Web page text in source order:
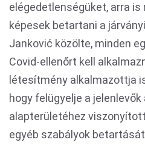
elégedetlenségüket, arra is
képesek betartani a
Janković közölte, minden
Covid-ellenőrt kell
létesítmény alkalmazottja
hogy felügyelje a
alapterületéhez
egyéb szabályok